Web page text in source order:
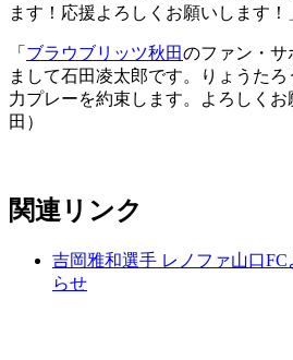
ます！応援よろしくお願いします！
「 ブラウブリッツ秋田のファン・サ
まして石田凌太郎です。りょうた
力プレーを約束します。よろしく
田）
関連リンク
吉岡雅和選手 レノファ山口
らせ